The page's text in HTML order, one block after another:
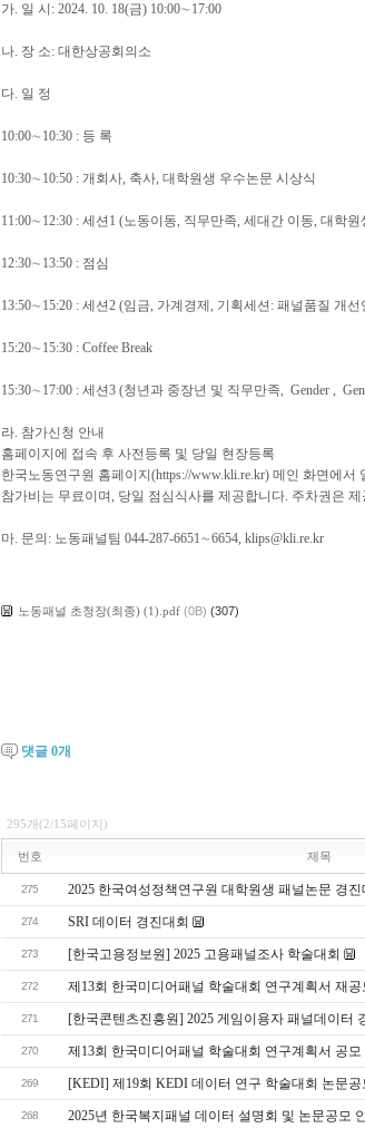
가. 일 시: 2024. 10. 18(금) 10:00∼17:00
나. 장 소: 대한상공회의소
다. 일 정
10:00∼10:30 : 등 록
10:30∼10:50 : 개회사, 축사, 대학원생 우수논문 시상식
11:00∼12:30 : 세션1 (노동이동, 직무만족, 세대간 이동, 대학
12:30∼13:50 : 점심
13:50∼15:20 : 세션2 (임금, 가계경제, 기획세션: 패널품질 개선
15:20∼15:30 : Coffee Break
15:30∼17:00 : 세션3 (청년과 중장년 및 직무만족, Gender ,
라. 참가신청 안내
홈페이지에 접속 후 사전등록 및 당일 현장등록
한국노동연구원 홈페이지(https://www.kli.re.kr) 메인 화면에
참가비는 무료이며, 당일 점심식사를 제공합니다. 주차권은
마. 문의: 노동패널팀 044-287-6651∼6654, klips@kli.re.kr
노동패널 초청장(최종) (1).pdf (0B) (307)
댓글 0개
295개(2/15페이지)
번호 제목
275 2025 한국여성정책연구원 대학원생 패널논문 경진
274 ​SRI 데이터 경진대회
273 [한국고용정보원] 2025 고용패널조사 학술대회
272 제13회 한국미디어패널 학술대회 연구계획서 재공
271 [한국콘텐츠진흥원] 2025 게임이용자 패널데이터
270 제13회 한국미디어패널 학술대회 연구계획서 공모
269 [KEDI] 제19회 KEDI 데이터 연구 학술대회 논문공
268 2025년 한국복지패널 데이터 설명회 및 논문공모